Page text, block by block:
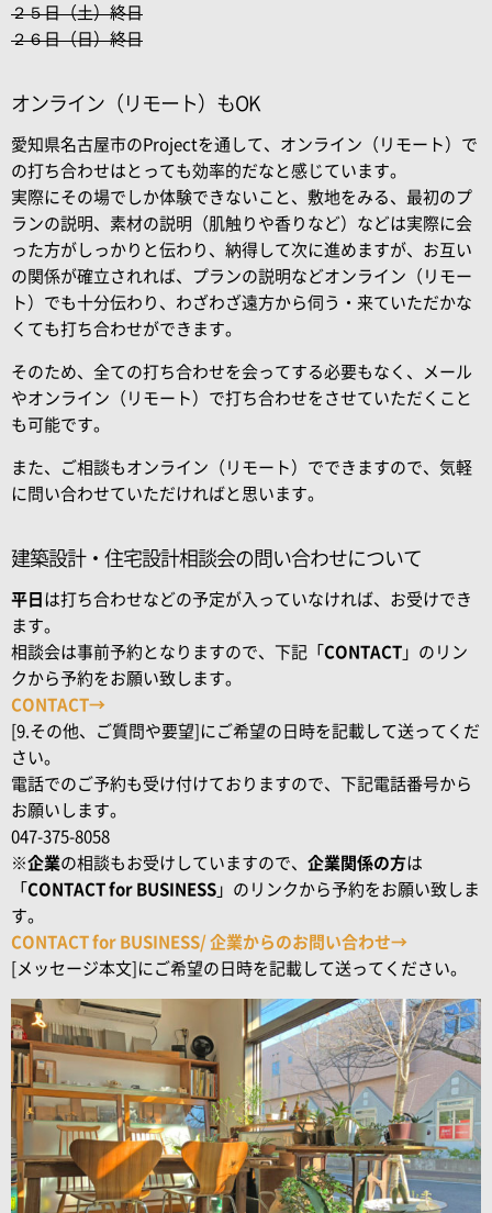
２５日（土）終日
２６日（日）終日
オンライン（リモート）もOK
愛知県名古屋市のProjectを通して、オンライン（リモート）で
の打ち合わせはとっても効率的だなと感じています。
実際にその場でしか体験できないこと、敷地をみる、最初のプ
ランの説明、素材の説明（肌触りや香りなど）などは実際に会
った方がしっかりと伝わり、納得して次に進めますが、お互い
の関係が確立されれば、プランの説明などオンライン（リモー
ト）でも十分伝わり、わざわざ遠方から伺う・来ていただかな
くても打ち合わせができます。
そのため、全ての打ち合わせを会ってする必要もなく、メール
やオンライン（リモート）で打ち合わせをさせていただくこと
も可能です。
また、ご相談もオンライン（リモート）でできますので、気軽
に問い合わせていただければと思います。
建築設計・住宅設計相談会の問い合わせについて
平日 は打ち合わせなどの予定が入っていなければ、お受けでき
ます。
相談会は事前予約となりますので、下記「 CONTACT 」のリン
クから予約をお願い致します。
CONTACT→
[9.その他、ご質問や要望]にご希望の日時を記載して送ってくだ
さい。
電話でのご予約も受け付けておりますので、下記電話番号から
お願いします。
047-375-8058
※企業の相談もお受けしていますので、 企業関係の方は
「 CONTACT for BUSINESS 」のリンクから予約をお願い致しま
す。
CONTACT for BUSINESS/ 企業からのお問い合わせ→
[メッセージ本文]にご希望の日時を記載して送ってください。